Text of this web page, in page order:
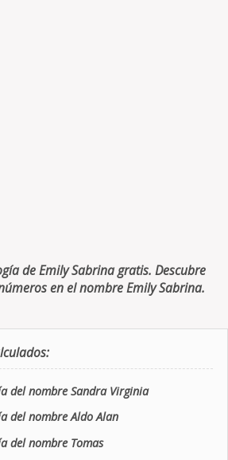
de Emily Sabrina gratis. Descubre
en el nombre Emily Sabrina.
del nombre Sandra Virginia
del nombre Aldo Alan
del nombre Tomas